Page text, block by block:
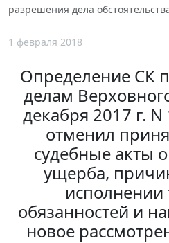
разрешения дела
1 февраля 2018
Определение СК
делам
декабря 2017 г.
отменил
судебные акты
ущерба,
исполнении
обязанностей и
новое